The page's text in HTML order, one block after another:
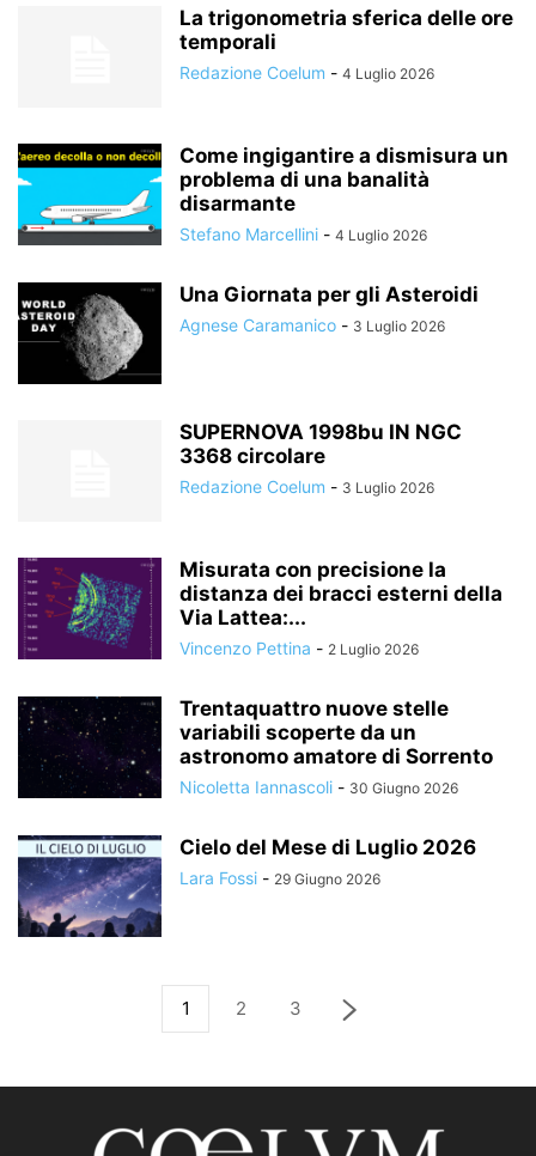
La trigonometria sferica delle ore
temporali
Redazione Coelum - 4 Luglio 2026
Come ingigantire a dismisura un
problema di una banalità
disarmante
Stefano Marcellini - 4 Luglio 2026
Una Giornata per gli Asteroidi
Agnese Caramanico - 3 Luglio 2026
SUPERNOVA 1998bu IN NGC
3368 circolare
Redazione Coelum - 3 Luglio 2026
Misurata con precisione la
distanza dei bracci esterni della
Via Lattea:...
Vincenzo Pettina - 2 Luglio 2026
Trentaquattro nuove stelle
variabili scoperte da un
astronomo amatore di Sorrento
Nicoletta Iannascoli - 30 Giugno 2026
Cielo del Mese di Luglio 2026
Lara Fossi - 29 Giugno 2026
1 2 3